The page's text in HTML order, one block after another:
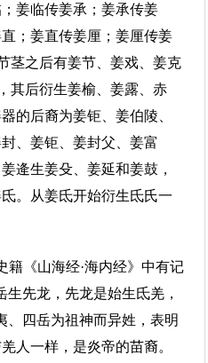
姜临传姜承；姜承传姜
；姜直传姜厘；姜厘传姜
茎之后有姜节、姜戏、姜克
其后衍生姜榆、姜露、赤
的后裔为姜钜、姜伯陵、
、姜钜、姜封父、姜富
逄生姜殳、姜延和姜鼓，
。从姜氐开始衍生氐氏一
籍《山海经·海内经》中有记
先龙，先龙是始生氐羌，
、四岳为祖神而异姓，表明
人一样，是炎帝的苗裔。